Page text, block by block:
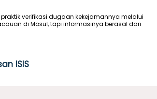
verifikasi dugaan kekejamannya melalui
di Mosul, tapi informasinya berasal dari
ISIS